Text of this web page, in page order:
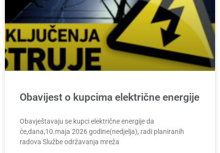
Obavijest o kupcima električne energije
Obavještavaju se kupci električne energije da
će,dana,10.maja 2026 godine(nedjelja), radi planiranih
radova Službe održavanja mreža